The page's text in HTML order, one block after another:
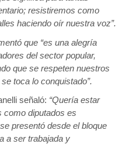
resistiremos como
haciendo oír nuestra voz”.
que “es una alegría
del sector popular,
que se respeten nuestros
toca lo conquistado”.
señaló: “Quería estar
como diputados es
presentó desde el bloque
a ser trabajada y